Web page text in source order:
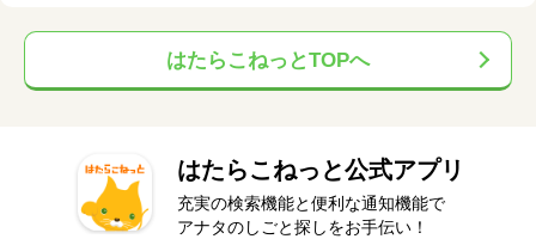
はたらこねっとTOPへ
はたらこねっと公式アプリ
充実の検索機能と便利な通知機能で
アナタのしごと探しをお手伝い！